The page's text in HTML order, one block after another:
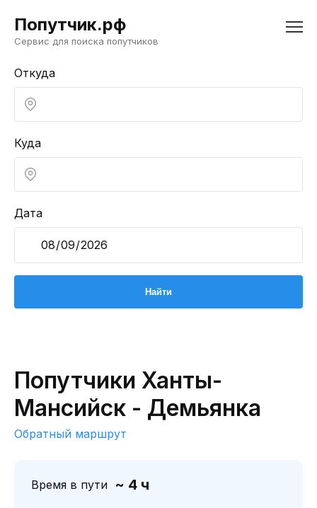
Попутчик.рф
Сервис для поиска попутчиков
Откуда
Куда
Дата
Попутчики Ханты-
Мансийск - Демьянка
Обратный маршрут
Время в пути ~ 4 ч